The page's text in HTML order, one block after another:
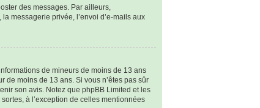
des messages. Par ailleurs,
messagerie privée, l’envoi d’e-mails aux
de mineurs de moins de 13 ans
de moins de 13 ans. Si vous n’êtes pas sûr
son avis. Notez que phpBB Limited et les
à l’exception de celles mentionnées